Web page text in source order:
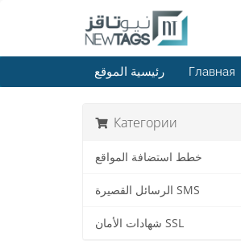
رئيسية الموقع Главная
Категории
خطط استضافة المواقع
الرسائل القصيرة SMS
شهادات الأمان SSL